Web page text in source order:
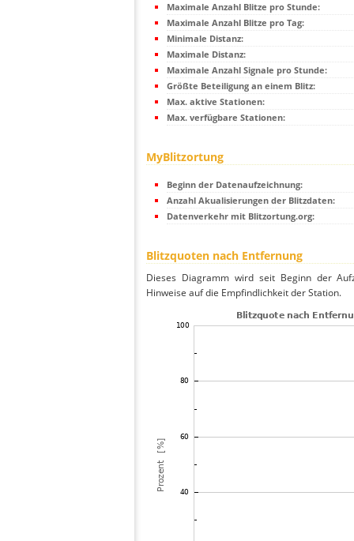
Maximale Anzahl Blitze pro Stunde:
Maximale Anzahl Blitze pro Tag:
Minimale Distanz:
Maximale Distanz:
Maximale Anzahl Signale pro Stunde:
Größte Beteiligung an einem Blitz:
Max. aktive Stationen:
Max. verfügbare Stationen:
MyBlitzortung
Beginn der Datenaufzeichnung:
Anzahl Akualisierungen der Blitzdaten:
Datenverkehr mit Blitzortung.org:
Blitzquoten nach Entfernung
Dieses Diagramm wird seit Beginn der
Hinweise auf die Empfindlichkeit der Station.